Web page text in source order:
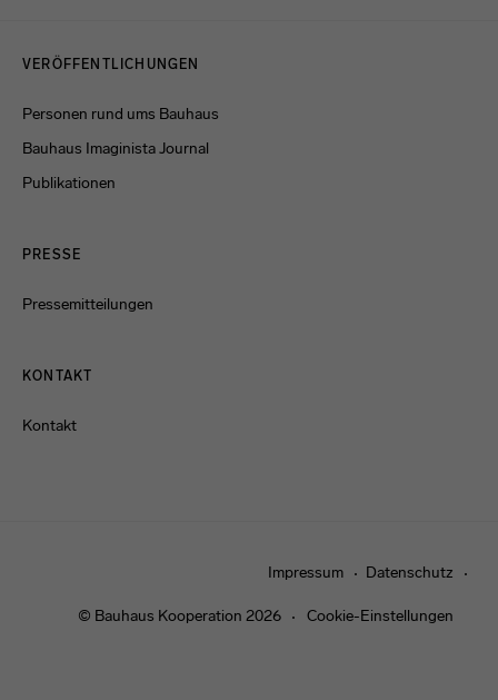
VERÖFFENTLICHUNGEN
Personen rund ums Bauhaus
Bauhaus Imaginista Journal
Publikationen
PRESSE
Pressemitteilungen
KONTAKT
Kontakt
Impressum Datenschutz
© Bauhaus Kooperation 2026 Cookie-Einstellungen